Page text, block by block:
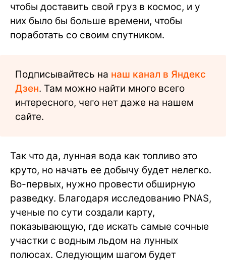
чтобы доставить свой груз в космос, и у
них было бы больше времени, чтобы
поработать со своим спутником.
Подписывайтесь на наш канал в Яндекс
Дзен. Там можно найти много всего
интересного, чего нет даже на нашем
сайте.
Так что да, лунная вода как топливо это
круто, но начать ее добычу будет нелегко.
Во-первых, нужно провести обширную
разведку. Благодаря исследованию PNAS,
ученые по сути создали карту,
показывающую, где искать самые сочные
участки с водным льдом на лунных
полюсах. Следующим шагом будет